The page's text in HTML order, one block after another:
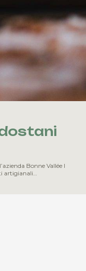
Bonne Vallée I
artigianali…